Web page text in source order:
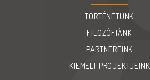
TÖRTÉNETÜNK
FILOZÓFIÁNK
PARTNEREINK
KIEMELT PROJEKTJEINK